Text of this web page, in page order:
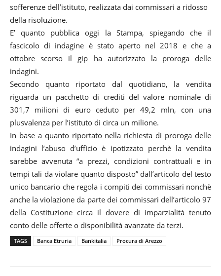
sofferenze dell’istituto, realizzata dai commissari a ridosso
della risoluzione.
E’ quanto pubblica oggi la Stampa, spiegando che il
fascicolo di indagine è stato aperto nel 2018 e che a
ottobre scorso il gip ha autorizzato la proroga delle
indagini.
Secondo quanto riportato dal quotidiano, la vendita
riguarda un pacchetto di crediti del valore nominale di
301,7 milioni di euro ceduto per 49,2 mln, con una
plusvalenza per l’istituto di circa un milione.
In base a quanto riportato nella richiesta di proroga delle
indagini l’abuso d’ufficio è ipotizzato perchè la vendita
sarebbe avvenuta “a prezzi, condizioni contrattuali e in
tempi tali da violare quanto disposto” dall’articolo del testo
unico bancario che regola i compiti dei commissari nonchè
anche la violazione da parte dei commissari dell’articolo 97
della Costituzione circa il dovere di imparzialità tenuto
conto delle offerte o disponibilità avanzate da terzi.
TAGS Banca Etruria Bankitalia Procura di Arezzo